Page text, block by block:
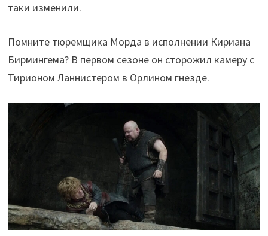
таки изменили.
Помните тюремщика Морда в исполнении Кириана
Бирмингема? В первом сезоне он сторожил камеру с
Тирионом Ланнистером в Орлином гнезде.